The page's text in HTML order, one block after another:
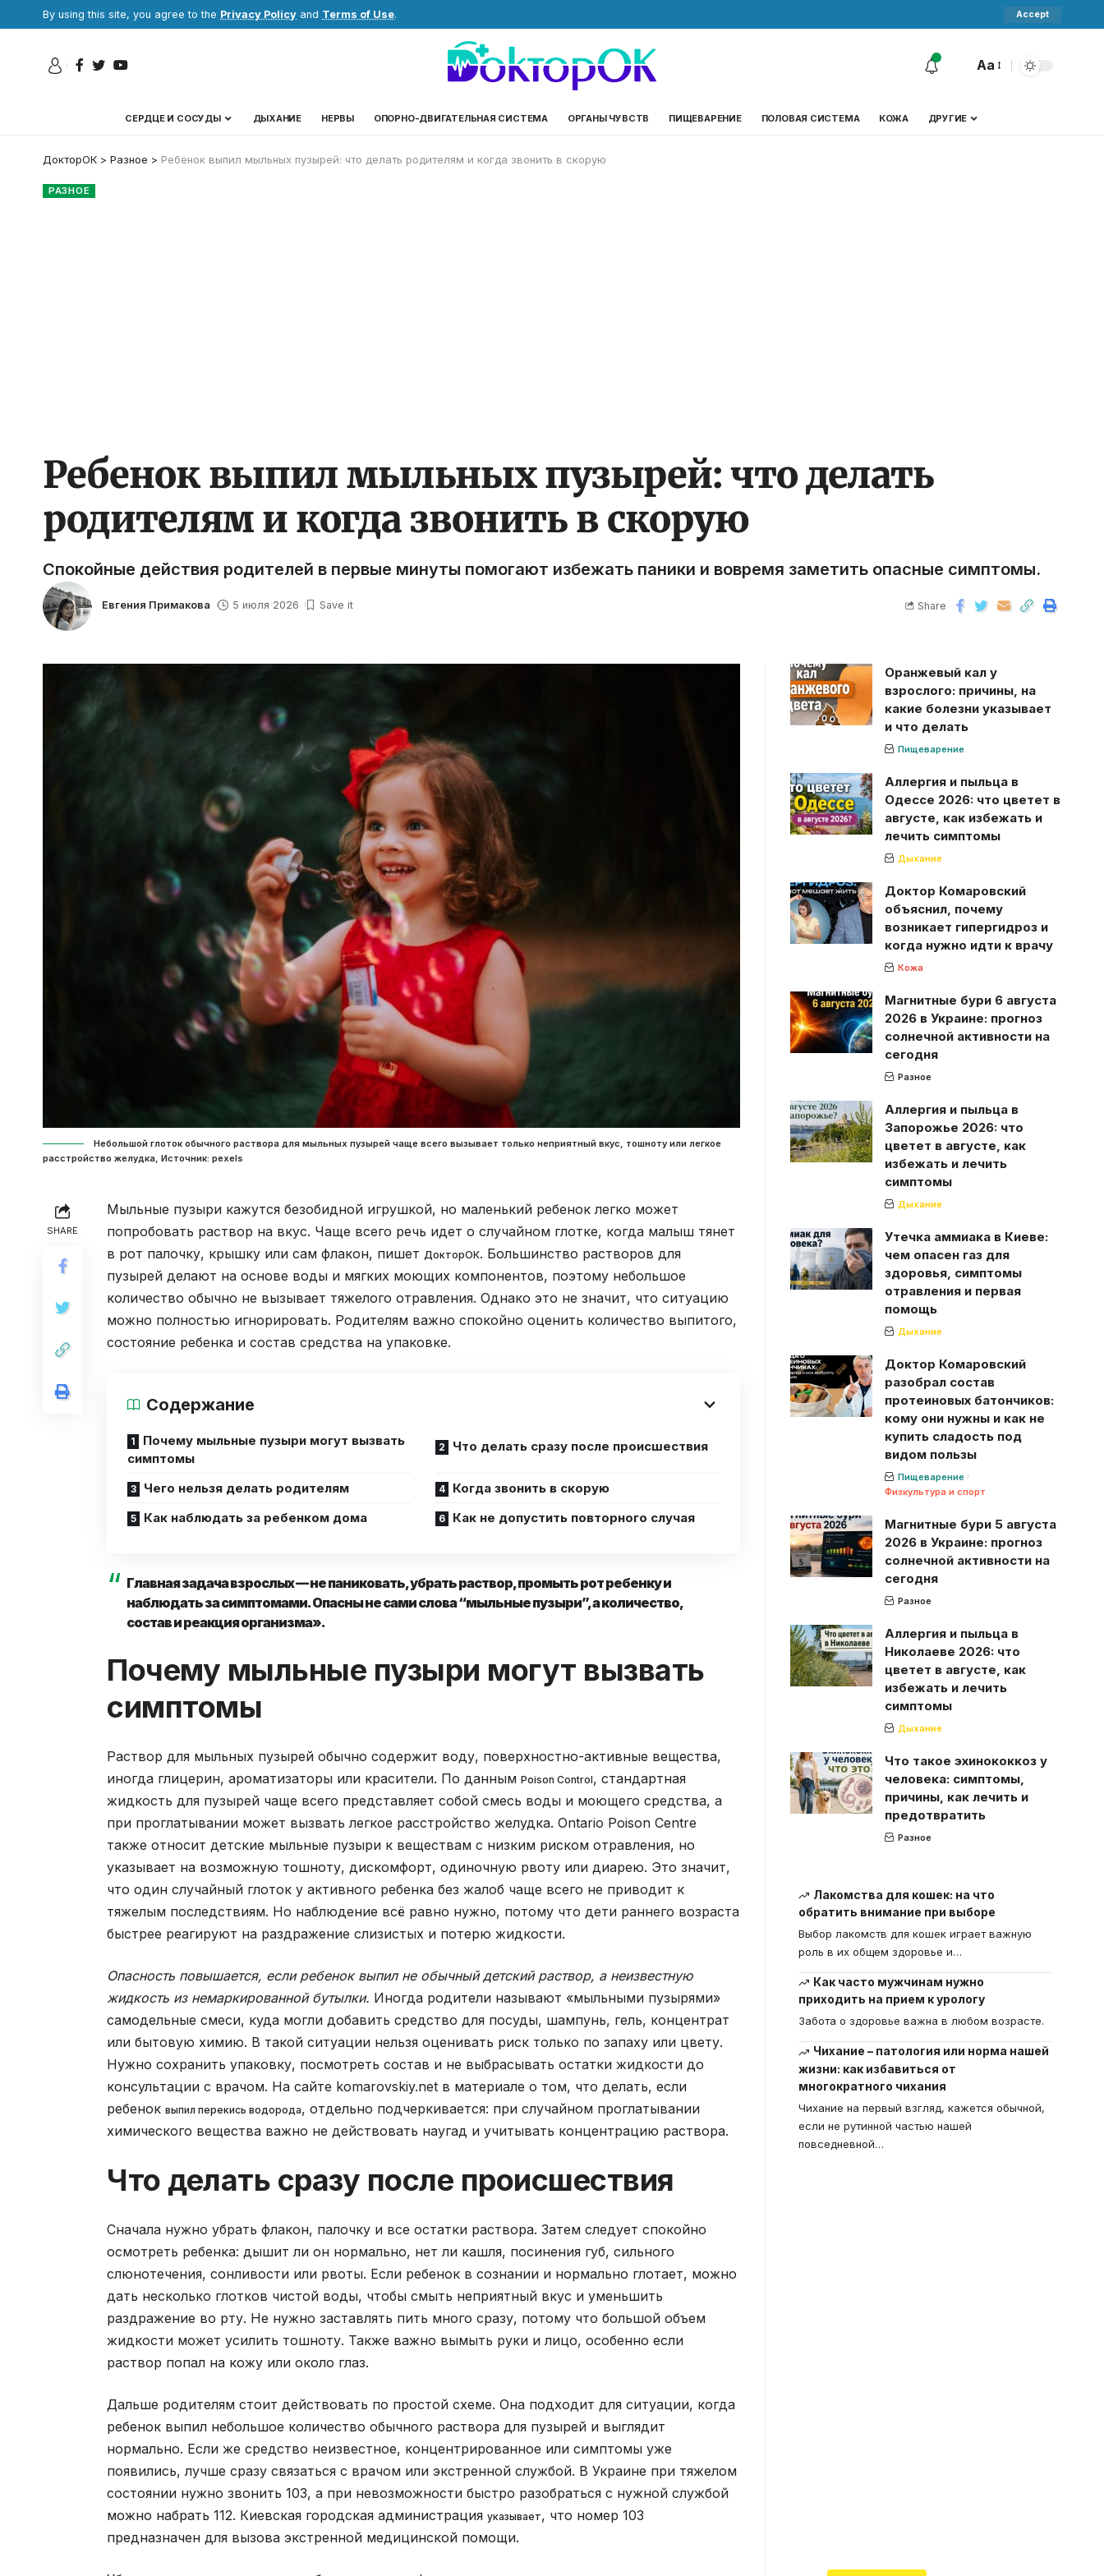
By using this site, you agree to the Privacy Policy and Terms of Use. Accept
Aa
СЕРДЦЕ И СОСУДЫ ДЫХАНИЕ НЕРВЫ ОПОРНО-ДВИГАТЕЛЬНАЯ СИСТЕМА ОРГАНЫ ЧУВСТВ ПИЩЕВАРЕНИЕ ПОЛОВАЯ СИСТЕМА КОЖА ДРУГИЕ
ДокторОК > Разное > Ребенок выпил мыльных пузырей: что делать родителям и когда звонить в скорую
РАЗНОЕ
Ребенок выпил мыльных пузырей: что делать
родителям и когда звонить в скорую
Спокойные действия родителей в первые минуты помогают избежать паники и вовремя заметить опасные симптомы.
Евгения Примакова 5 июля 2026 Share
Небольшой глоток обычного раствора для мыльных пузырей чаще всего вызывает только неприятный вкус, тошноту или легкое
расстройство желудка, Источник: pexels
SHARE
Мыльные пузыри кажутся безобидной игрушкой, но маленький ребенок легко может
попробовать раствор на вкус. Чаще всего речь идет о случайном глотке, когда малыш тянет
в рот палочку, крышку или сам флакон, пишет ДокторОК. Большинство растворов для
пузырей делают на основе воды и мягких моющих компонентов, поэтому небольшое
количество обычно не вызывает тяжелого отравления. Однако это не значит, что ситуацию
можно полностью игнорировать. Родителям важно спокойно оценить количество выпитого,
состояние ребенка и состав средства на упаковке.
Содержание
Почему мыльные пузыри могут вызвать
симптомы
Что делать сразу после происшествия
Чего нельзя делать родителям
Когда звонить в скорую
Как наблюдать за ребенком дома
Как не допустить повторного случая
Главная задача взрослых — не паниковать, убрать раствор, промыть рот ребенку и
наблюдать за симптомами. Опасны не сами слова “мыльные пузыри”, а количество,
состав и реакция организма».
Почему мыльные пузыри могут вызвать
симптомы
Раствор для мыльных пузырей обычно содержит воду, поверхностно-активные вещества,
иногда глицерин, ароматизаторы или красители. По данным Poison Control, стандартная
жидкость для пузырей чаще всего представляет собой смесь воды и моющего средства, а
при проглатывании может вызвать легкое расстройство желудка. Ontario Poison Centre
также относит детские мыльные пузыри к веществам с низким риском отравления, но
указывает на возможную тошноту, дискомфорт, одиночную рвоту или диарею. Это значит,
что один случайный глоток у активного ребенка без жалоб чаще всего не приводит к
тяжелым последствиям. Но наблюдение всё равно нужно, потому что дети раннего возраста
быстрее реагируют на раздражение слизистых и потерю жидкости.
Опасность повышается, если ребенок выпил не обычный детский раствор, а неизвестную
жидкость из немаркированной бутылки. Иногда родители называют «мыльными пузырями»
самодельные смеси, куда могли добавить средство для посуды, шампунь, гель, концентрат
или бытовую химию. В такой ситуации нельзя оценивать риск только по запаху или цвету.
Нужно сохранить упаковку, посмотреть состав и не выбрасывать остатки жидкости до
консультации с врачом. На сайте komarovskiy.net в материале о том, что делать, если
ребенок выпил перекись водорода, отдельно подчеркивается: при случайном проглатывании
химического вещества важно не действовать наугад и учитывать концентрацию раствора.
Что делать сразу после происшествия
Сначала нужно убрать флакон, палочку и все остатки раствора. Затем следует спокойно
осмотреть ребенка: дышит ли он нормально, нет ли кашля, посинения губ, сильного
слюнотечения, сонливости или рвоты. Если ребенок в сознании и нормально глотает, можно
дать несколько глотков чистой воды, чтобы смыть неприятный вкус и уменьшить
раздражение во рту. Не нужно заставлять пить много сразу, потому что большой объем
жидкости может усилить тошноту. Также важно вымыть руки и лицо, особенно если
раствор попал на кожу или около глаз.
Дальше родителям стоит действовать по простой схеме. Она подходит для ситуации, когда
ребенок выпил небольшое количество обычного раствора для пузырей и выглядит
нормально. Если же средство неизвестное, концентрированное или симптомы уже
появились, лучше сразу связаться с врачом или экстренной службой. В Украине при тяжелом
состоянии нужно звонить 103, а при невозможности быстро разобраться с нужной службой
можно набрать 112. Киевская городская администрация указывает, что номер 103
предназначен для вызова экстренной медицинской помощи.
Оранжевый кал у
взрослого: причины, на
какие болезни указывает
и что делать
Пищеварение
Аллергия и пыльца в
Одессе 2026: что цветет в
августе, как избежать и
лечить симптомы
Дыхание
Доктор Комаровский
объяснил, почему
возникает гипергидроз и
когда нужно идти к врачу
Кожа
Магнитные бури 6 августа
2026 в Украине: прогноз
солнечной активности на
сегодня
Разное
Аллергия и пыльца в
Запорожье 2026: что
цветет в августе, как
избежать и лечить
симптомы
Дыхание
Утечка аммиака в Киеве:
чем опасен газ для
здоровья, симптомы
отравления и первая
помощь
Дыхание
Доктор Комаровский
разобрал состав
протеиновых батончиков:
кому они нужны и как не
купить сладость под
видом пользы
Пищеварение
Физкультура и спорт
Магнитные бури 5 августа
2026 в Украине: прогноз
солнечной активности на
сегодня
Разное
Аллергия и пыльца в
Николаеве 2026: что
цветет в августе, как
избежать и лечить
симптомы
Дыхание
Что такое эхинококкоз у
человека: симптомы,
причины, как лечить и
предотвратить
Разное
Лакомства для кошек: на что
обратить внимание при выборе
Выбор лакомств для кошек играет важную
роль в их общем здоровье и…
Как часто мужчинам нужно
приходить на прием к урологу
Забота о здоровье важна в любом возрасте.
Чихание – патология или норма нашей
жизни: как избавиться от
многократного чихания
Чихание на первый взгляд, кажется обычной,
если не рутинной частью нашей
повседневной…